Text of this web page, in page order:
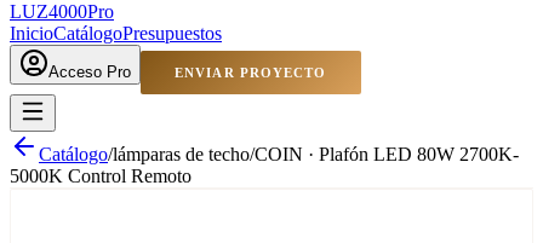
LUZ4000Pro
InicioCatálogoPresupuestos
Acceso Pro ENVIAR PROYECTO
Catálogo/lámparas de techo/COIN · Plafón LED 80W 2700K-
5000K Control Remoto